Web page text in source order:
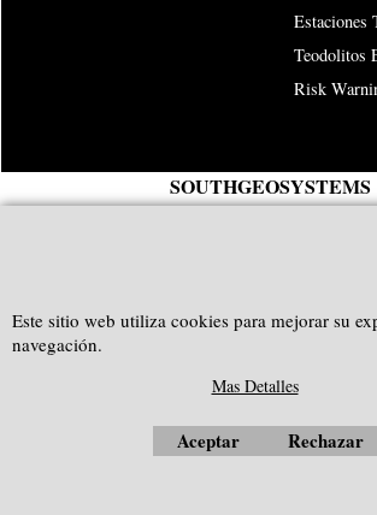
Estaciones
Teodolitos
Risk
SOUTHGEOSYSTEMS
Este sitio web utiliza cookies para mejorar su
navegación.
Mas Detalles
Aceptar Rechazar